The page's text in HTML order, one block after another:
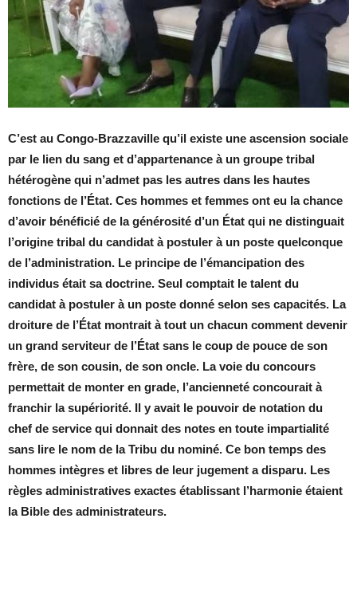
C’est au Congo-Brazzaville qu’il existe une ascension sociale
par le lien du sang et d’appartenance à un groupe tribal
hétérogène qui n’admet pas les autres dans les hautes
fonctions de l’État. Ces hommes et femmes ont eu la chance
d’avoir bénéficié de la générosité d’un État qui ne distinguait
l’origine tribal du candidat à postuler à un poste quelconque
de l’administration. Le principe de l’émancipation des
individus était sa doctrine. Seul comptait le talent du
candidat à postuler à un poste donné selon ses capacités. La
droiture de l’État montrait à tout un chacun comment devenir
un grand serviteur de l’État sans le coup de pouce de son
frère, de son cousin, de son oncle. La voie du concours
permettait de monter en grade, l’ancienneté concourait à
franchir la supériorité. Il y avait le pouvoir de notation du
chef de service qui donnait des notes en toute impartialité
sans lire le nom de la Tribu du nominé. Ce bon temps des
hommes intègres et libres de leur jugement a disparu. Les
règles administratives exactes établissant l’harmonie étaient
la Bible des administrateurs.